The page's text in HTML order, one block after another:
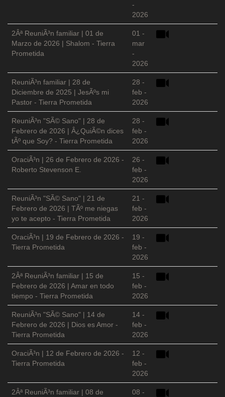
-
2026
2Âª ReuniÃ³n familiar | 01 de
Marzo de 2026 | Shalom - Tierra
Prometida
01 -
mar
-
2026
ReuniÃ³n familiar | 28 de
Diciembre de 2025 | JesÃºs mi
Pastor - Tierra Prometida
28 -
feb -
2026
ReuniÃ³n "SÃ© Sano" | 28 de
Febrero de 2026 | Â¿QuiÃ©n dices
tÃº que Soy? - Tierra Prometida
28 -
feb -
2026
OraciÃ³n | 26 de Febrero de 2026 -
Roberto Stevenson E.
26 -
feb -
2026
ReuniÃ³n "SÃ© Sano" | 21 de
Febrero de 2026 | TÃº me niegas
yo te acepto - Tierra Prometida
21 -
feb -
2026
OraciÃ³n | 19 de Febrero de 2026 -
Tierra Prometida
19 -
feb -
2026
2Âª ReuniÃ³n familiar | 15 de
Febrero de 2026 | Amar en todo
tiempo - Tierra Prometida
15 -
feb -
2026
ReuniÃ³n "SÃ© Sano" | 14 de
Febrero de 2026 | Dios es Amor -
Tierra Prometida
14 -
feb -
2026
OraciÃ³n | 12 de Febrero de 2026 -
Tierra Prometida
12 -
feb -
2026
2Âª ReuniÃ³n familiar | 08 de
08 -